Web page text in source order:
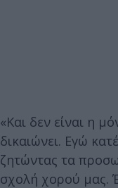
«Και δεν είναι η
δικαιώνει. Εγώ
ζητώντας τα
σχολή χορού μας.